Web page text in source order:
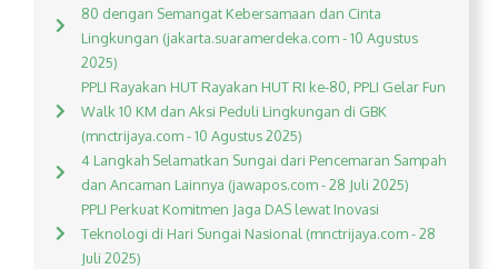
80 dengan Semangat Kebersamaan dan Cinta
Lingkungan (jakarta.suaramerdeka.com - 10 Agustus
2025)
PPLI Rayakan HUT Rayakan HUT RI ke-80, PPLI Gelar Fun
Walk 10 KM dan Aksi Peduli Lingkungan di GBK
(mnctrijaya.com - 10 Agustus 2025)
4 Langkah Selamatkan Sungai dari Pencemaran Sampah
dan Ancaman Lainnya (jawapos.com - 28 Juli 2025)
PPLI Perkuat Komitmen Jaga DAS lewat Inovasi
Teknologi di Hari Sungai Nasional (mnctrijaya.com - 28
Juli 2025)